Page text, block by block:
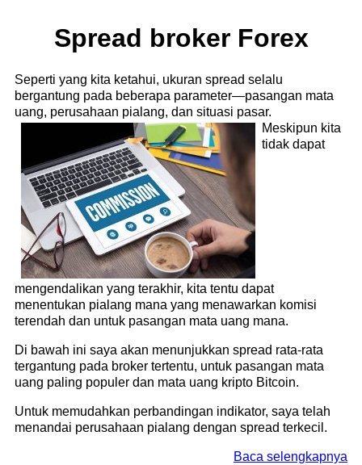
Spread broker Forex
Seperti yang kita ketahui, ukuran spread selalu
bergantung pada beberapa parameter—pasangan mata
uang, perusahaan pialang, dan situasi pasar.
Meskipun kita
tidak dapat
mengendalikan yang terakhir, kita tentu dapat
menentukan pialang mana yang menawarkan komisi
terendah dan untuk pasangan mata uang mana.
Di bawah ini saya akan menunjukkan spread rata-rata
tergantung pada broker tertentu, untuk pasangan mata
uang paling populer dan mata uang kripto Bitcoin.
Untuk memudahkan perbandingan indikator, saya telah
menandai perusahaan pialang dengan spread terkecil.
Baca selengkapnya